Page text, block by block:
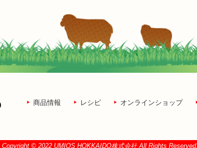
商品情報 レシピ オンラインショップ
Copyright © 2022 UMIOS HOKKAIDO株式会社 All Rights Reserved.